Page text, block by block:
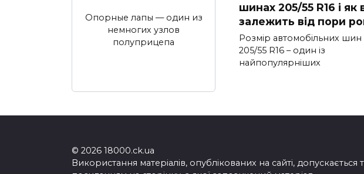
Опорные лапы — один из
немногих узлов
полуприцепа
шинах 205/55 R16 і як
залежить від пори
Розмір автомобільних шин
205/55 R16 – один із
найпопулярніших
© 2026 18000.ck.ua
Використання матеріалів, опублікованих на сайті,